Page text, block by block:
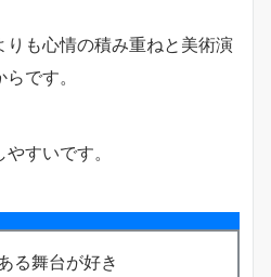
りも心情の積み重ねと美術演
です。
すいです。
る舞台が好き